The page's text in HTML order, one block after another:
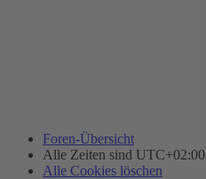
Foren-Übersicht
Alle Zeiten sind UTC+02:00
Alle Cookies löschen